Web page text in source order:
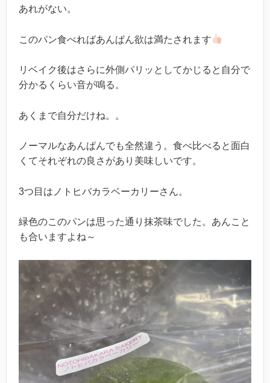
あれがない。
このパン食べればあんぱん欲は満たされます
リベイク後はさらに外側パリッとしてかじると自分で
分かるくらい音が鳴る。
あくまで自分だけね。。
ノーマルなあんぱんでも全然違う。食べ比べると面白
くてそれぞれの良さがあり美味しいです。
3つ目はノトヒバカラベーカリーさん。
緑色のこのパンは思った通り抹茶味でした。あんこと
も合いますよね～